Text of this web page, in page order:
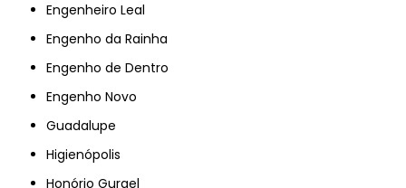
Engenheiro Leal
Engenho da Rainha
Engenho de Dentro
Engenho Novo
Guadalupe
Higienópolis
Honório Gurgel